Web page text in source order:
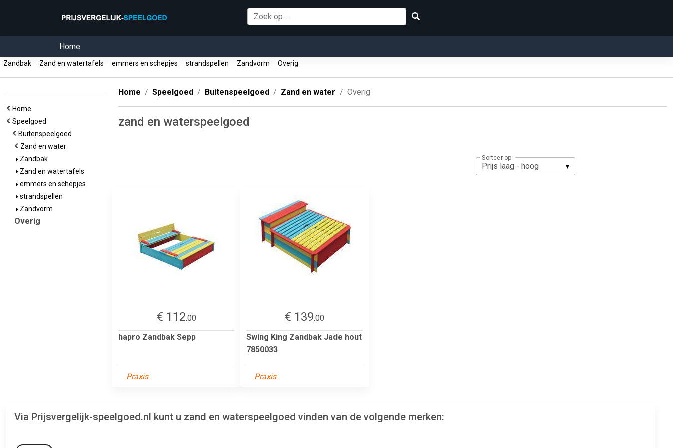
Home
Zandbak Zand en watertafels emmers en schepjes strandspellen Zandvorm Overig
Home
Speelgoed
Buitenspeelgoed
Zand en water
Zandbak
Zand en watertafels
emmers en schepjes
strandspellen
Zandvorm
Overig
Home Speelgoed Buitenspeelgoed Zand en water Overig
zand en waterspeelgoed
Sorteer op:
€ 112.00
hapro Zandbak Sepp
Praxis
€ 139.00
Swing King Zandbak Jade hout
7850033
Praxis
Via Prijsvergelijk-speelgoed.nl kunt u zand en waterspeelgoed vinden van de volgende merken: